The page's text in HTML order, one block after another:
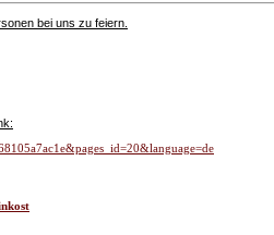
bei uns zu feiern.